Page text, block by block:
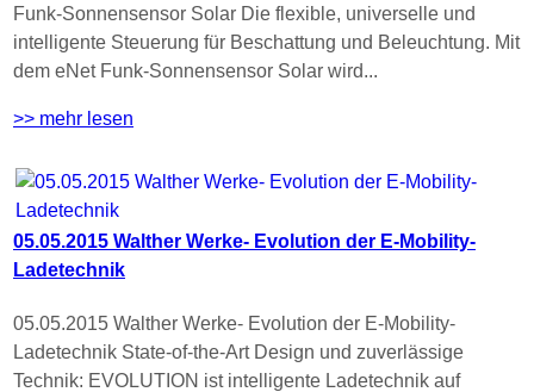
Funk-Sonnensensor Solar Die flexible, universelle und
intelligente Steuerung für Beschattung und Beleuchtung. Mit
dem eNet Funk-Sonnensensor Solar wird...
>> mehr lesen
05.05.2015 Walther Werke- Evolution der E-Mobility-
Ladetechnik
05.05.2015 Walther Werke- Evolution der E-Mobility-
Ladetechnik State-of-the-Art Design und zuverlässige
Technik: EVOLUTION ist intelligente Ladetechnik auf